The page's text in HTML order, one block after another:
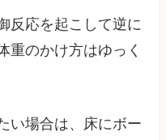
反応を起こして逆に
重のかけ方はゆっく
い場合は、床にボー